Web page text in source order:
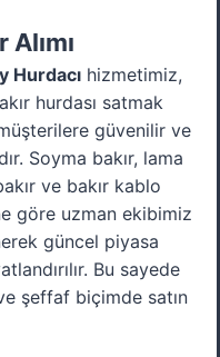
Alımı
Hurdacı hizmetimiz,
hurdası satmak
güvenilir ve
Soyma bakır, lama
ve bakır kablo
göre uzman ekibimiz
güncel piyasa
Bu sayede
şeffaf biçimde satın